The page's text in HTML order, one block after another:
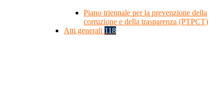
Piano triennale per la prevenzione della
corruzione e della trasparenza (PTPCT)
Atti generali 118